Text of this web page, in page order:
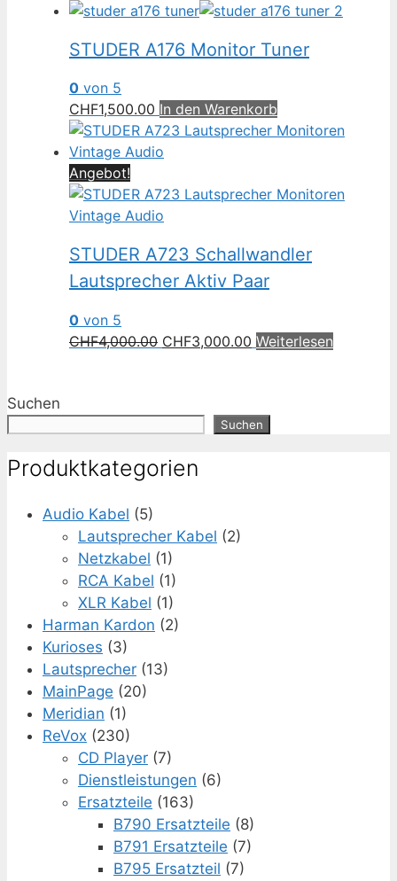
war:
ist:
STUDER A176 Monitor Tuner
0 von 5
CHF1,500.00 In den Warenkorb
Angebot!
STUDER A723 Schallwandler
Lautsprecher Aktiv Paar
0 von 5
CHF4,000.00 Ursprünglicher
CHF3,000.00 Aktueller
Weiterlesen
Suchen
Suchen
Produktkategorien
Audio Kabel (5)
Lautsprecher Kabel (2)
Netzkabel (1)
RCA Kabel (1)
XLR Kabel (1)
Harman Kardon (2)
Kurioses (3)
Lautsprecher (13)
MainPage (20)
Meridian (1)
ReVox (230)
CD Player (7)
Dienstleistungen (6)
Ersatzteile (163)
B790 Ersatzteile (8)
B791 Ersatzteile (7)
B795 Ersatzteil (7)